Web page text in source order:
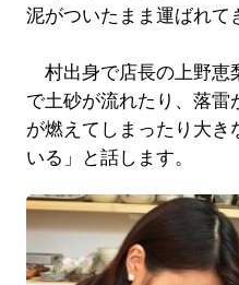
泥がついたまま運ばれて
村出身で店長の上野恵
で土砂が流れたり、落雷
が燃えてしまったり大き
いる」と話します。